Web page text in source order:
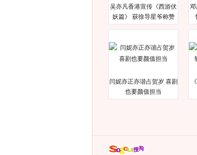
吴亦凡香港宣传《西游伏
妖篇》 获徐导星爷称赞
闫妮亦正亦谐占贺岁 喜剧
也要颜值担当